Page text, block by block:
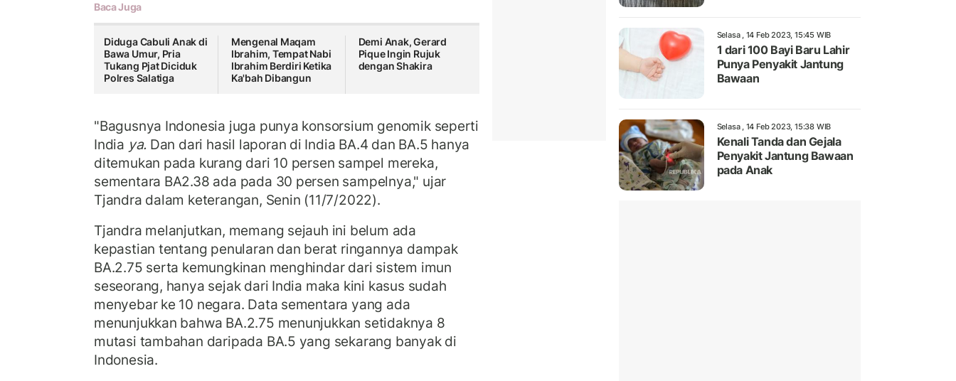
Baca Juga
Diduga Cabuli Anak di
Bawa Umur, Pria
Tukang Pjat Diciduk
Polres Salatiga
Mengenal Maqam
Ibrahim, Tempat Nabi
Ibrahim Berdiri Ketika
Ka'bah Dibangun
Demi Anak, Gerard
Pique Ingin Rujuk
dengan Shakira
"Bagusnya Indonesia juga punya konsorsium genomik seperti
India ya. Dan dari hasil laporan di India BA.4 dan BA.5 hanya
ditemukan pada kurang dari 10 persen sampel mereka,
sementara BA2.38 ada pada 30 persen sampelnya," ujar
Tjandra dalam keterangan, Senin (11/7/2022).
Tjandra melanjutkan, memang sejauh ini belum ada
kepastian tentang penularan dan berat ringannya dampak
BA.2.75 serta kemungkinan menghindar dari sistem imun
seseorang, hanya sejak dari India maka kini kasus sudah
menyebar ke 10 negara. Data sementara yang ada
menunjukkan bahwa BA.2.75 menunjukkan setidaknya 8
mutasi tambahan daripada BA.5 yang sekarang banyak di
Indonesia.
Selasa , 14 Feb 2023, 15:45 WIB
1 dari 100 Bayi Baru Lahir
Punya Penyakit Jantung
Bawaan
Selasa , 14 Feb 2023, 15:38 WIB
Kenali Tanda dan Gejala
Penyakit Jantung Bawaan
pada Anak